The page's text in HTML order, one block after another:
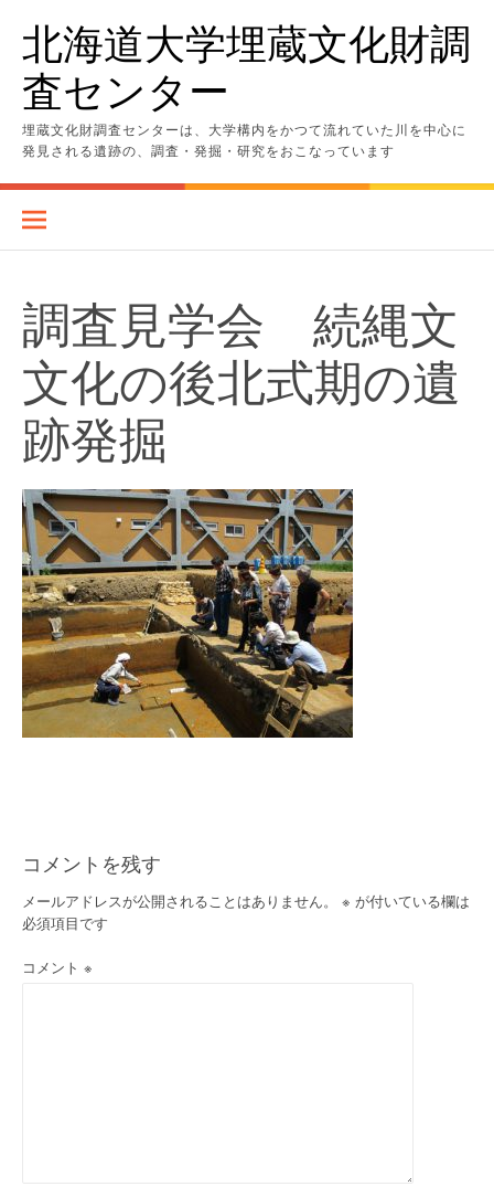
ッ
北海道大学埋蔵文化財調
査センター
埋蔵文化財調査センターは、大学構内をかつて流れていた川を中心に
発見される遺跡の、調査・発掘・研究をおこなっています
調査見学会 続縄文
文化の後北式期の遺
跡発掘
コメントを残す
メールアドレスが公開されることはありません。 ※ が付いている欄は
必須項目です
コメント ※